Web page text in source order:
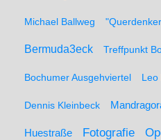
Michael Ballweg
Bermuda3eck Treffpunkt
Bochumer Ausgehviertel Leo
Dennis Kleinbeck
Huestraße Fotografie